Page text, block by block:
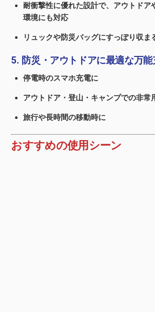
耐衝撃性に優れた設計で、アウトドア
環境にも対応
リュックや防災バッグにすっぽり収ま
5. 防災・アウトドアに最適な万
停電時のスマホ充電に
アウトドア・登山・キャンプでの非常
旅行や長時間の移動時に
おすすめの使用シーン